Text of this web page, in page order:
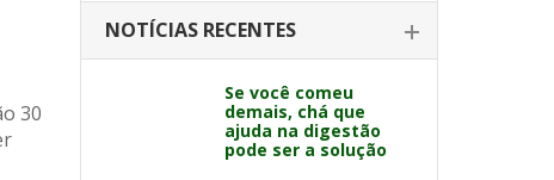
30
NOTÍCIAS RECENTES
Se você comeu
demais, chá que
ajuda na digestão
pode ser a solução